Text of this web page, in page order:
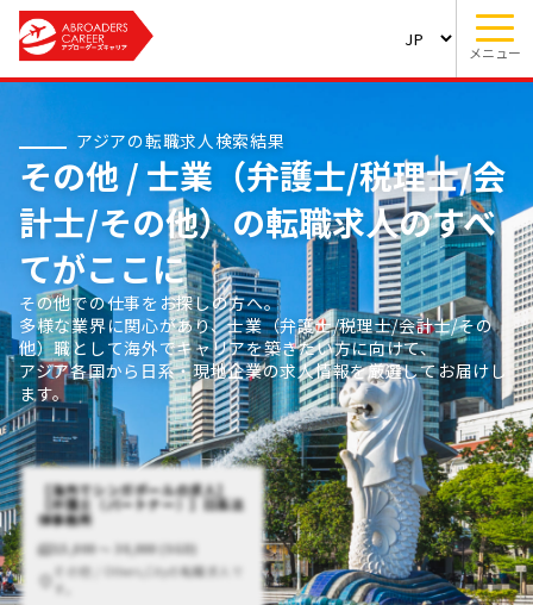
メニュー
アジアの転職求人検索結果
その他 / 士業（弁護士/税理士/会
計士/その他）の転職求人のすべ
てがここに
その他での仕事をお探しの方へ。
多様な業界に関心があり、士業（弁護士/税理士/会計士/その
他）職として海外でキャリアを築きたい方に向けて、
アジア各国から日系・現地企業の求人情報を厳選してお届けし
ます。
【海外でシンガポールの求人】
【弁護士（パートナー）】日系法
律事務所
15,000 〜 30,000 (SGD)
その他 / Others,Cityの転職求人で
す。